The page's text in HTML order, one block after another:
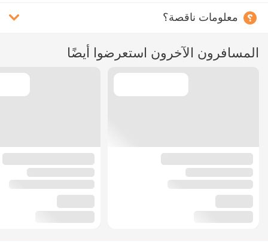
معلومات ناقصة؟
المسافرون الآخرون استعرضوا أيضًا